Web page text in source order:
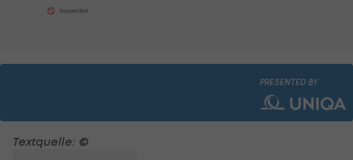
PRESENTED BY
Textquelle: ©